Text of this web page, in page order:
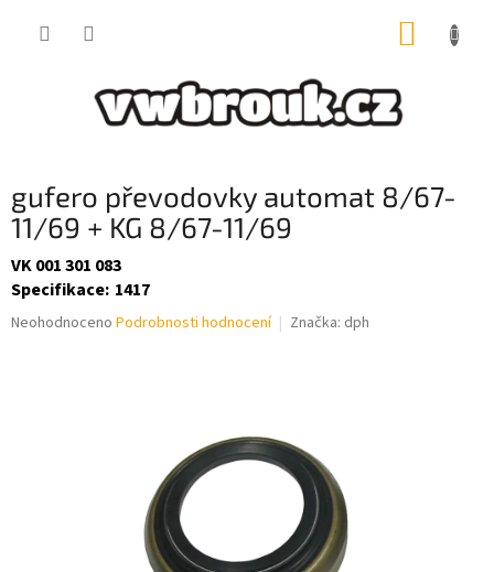
gufero převodovky automat 8/67-
11/69 + KG 8/67-11/69
VK 001 301 083
Specifikace: 1417
Průměrné
Neohodnoceno Podrobnosti hodnocení Značka: dph